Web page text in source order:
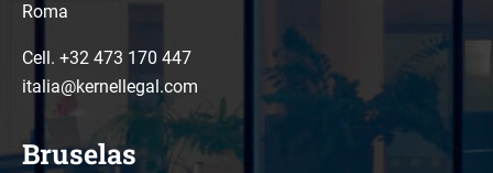
Roma
Cell. +32 473 170 447
italia@kernellegal.com
Bruselas